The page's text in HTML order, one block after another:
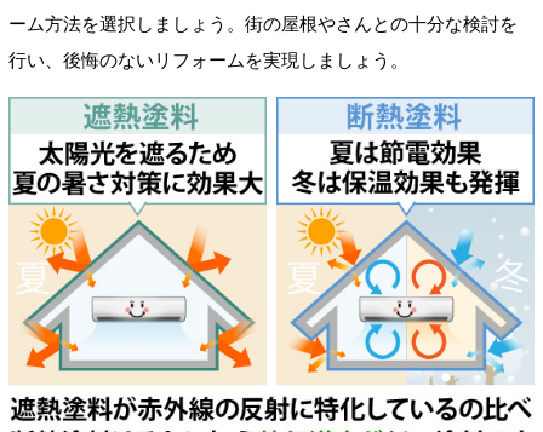
ーム方法を選択しましょう。街の屋根やさんとの十分な検討を
行い、後悔のないリフォームを実現しましょう。